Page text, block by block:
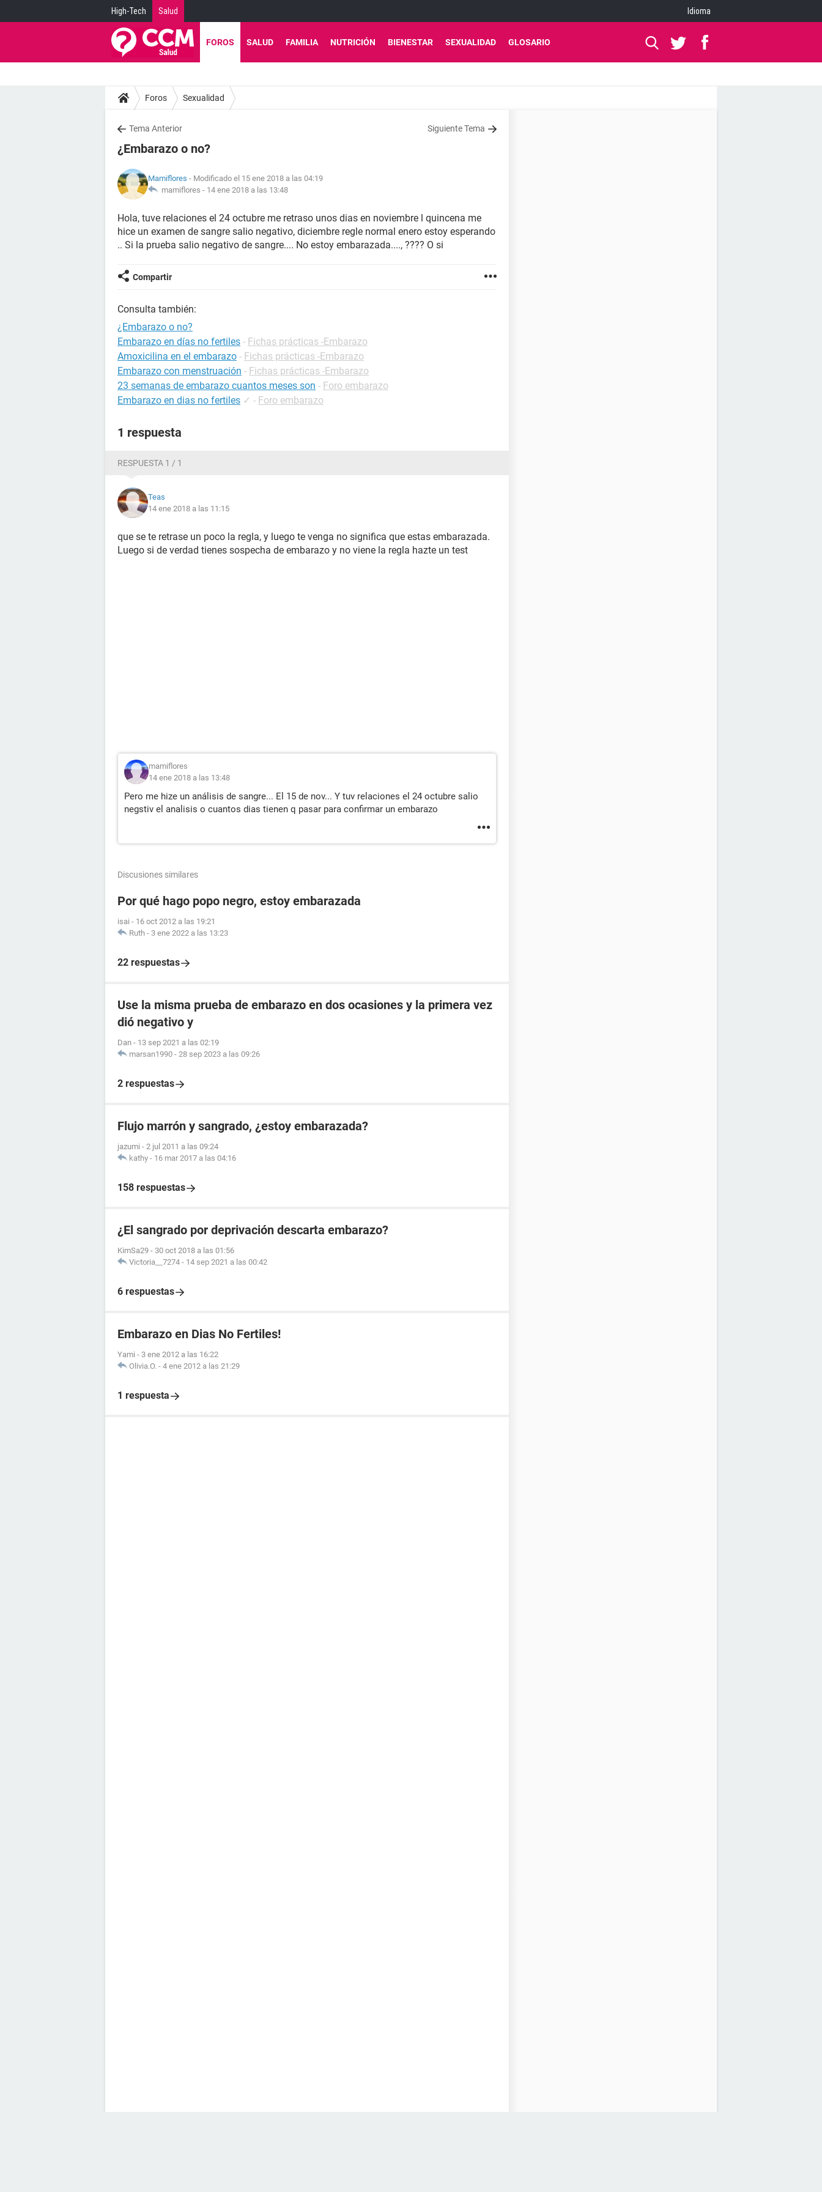
High-Tech Salud Idioma
FOROS SALUD FAMILIA NUTRICIÓN BIENESTAR SEXUALIDAD GLOSARIO
Foros Sexualidad
Tema Anterior Siguiente Tema
¿Embarazo o no?
Mamiflores - Modificado el 15 ene 2018 a las 04:19
mamiflores - 14 ene 2018 a las 13:48
Hola, tuve relaciones el 24 octubre me retraso unos dias en noviembre l quincena me
hice un examen de sangre salio negativo, diciembre regle normal enero estoy esperando
.. Si la prueba salio negativo de sangre.... No estoy embarazada...., ???? O si
Compartir
Consulta también:
¿Embarazo o no?
Embarazo en días no fertiles - Fichas prácticas -Embarazo
Amoxicilina en el embarazo - Fichas prácticas -Embarazo
Embarazo con menstruación - Fichas prácticas -Embarazo
23 semanas de embarazo cuantos meses son - Foro embarazo
Embarazo en dias no fertiles ✓ - Foro embarazo
1 respuesta
RESPUESTA 1 / 1
Teas
14 ene 2018 a las 11:15
que se te retrase un poco la regla, y luego te venga no significa que estas embarazada.
Luego si de verdad tienes sospecha de embarazo y no viene la regla hazte un test
mamiflores
14 ene 2018 a las 13:48
Pero me hize un análisis de sangre... El 15 de nov... Y tuv relaciones el 24 octubre salio
negstiv el analisis o cuantos dias tienen q pasar para confirmar un embarazo
Discusiones similares
Por qué hago popo negro, estoy embarazada
isai - 16 oct 2012 a las 19:21
Ruth - 3 ene 2022 a las 13:23
22 respuestas
Use la misma prueba de embarazo en dos ocasiones y la primera vez
dió negativo y
Dan - 13 sep 2021 a las 02:19
marsan1990 - 28 sep 2023 a las 09:26
2 respuestas
Flujo marrón y sangrado, ¿estoy embarazada?
jazumi - 2 jul 2011 a las 09:24
kathy - 16 mar 2017 a las 04:16
158 respuestas
¿El sangrado por deprivación descarta embarazo?
KimSa29 - 30 oct 2018 a las 01:56
Victoria__7274 - 14 sep 2021 a las 00:42
6 respuestas
Embarazo en Dias No Fertiles!
Yami - 3 ene 2012 a las 16:22
Olivia.O. - 4 ene 2012 a las 21:29
1 respuesta